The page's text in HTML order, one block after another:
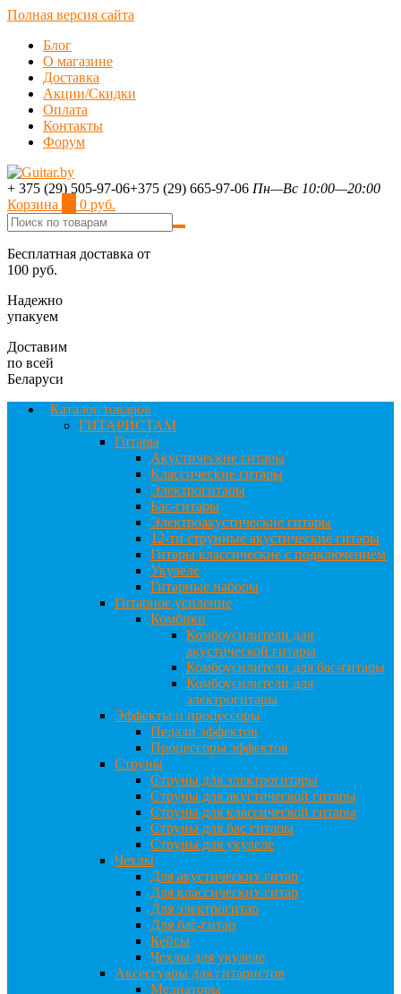
Полная версия сайта
Блог
О магазине
Доставка
Акции/Скидки
Оплата
Контакты
Форум
+ 375 (29) 505-97-06+375 (29) 665-97-06 Пн—Вс 10:00—20:00
Корзина
0 руб.
Бесплатная доставка от
100 руб.
Надежно
упакуем
Доставим
по всей
Беларуси
Каталог товаров
ГИТАРИСТАМ
Гитары
Акустические гитары
Классические гитары
Электрогитары
Бас-гитары
Электроакустические гитары
12-ти струнные акустические гитары
Гитары классические с подключением
Укулеле
Гитарные наборы
Гитарное усиление
Комбики
Комбоусилители для
акустической гитары
Комбоусилители для бас-гитары
Комбоусилители для
электрогитары
Эффекты и процессоры
Педали эффектов
Процессоры эффектов
Струны
Струны для электрогитары
Струны для акустической гитары
Струны для классической гитары
Струны для бас гитары
Струны для укулеле
Чехлы
Для акустических гитар
Для классических гитар
Для электрогитар
Для бас-гитар
Кейсы
Чехлы для укулеле
Аксессуары для гитаристов
Медиаторы